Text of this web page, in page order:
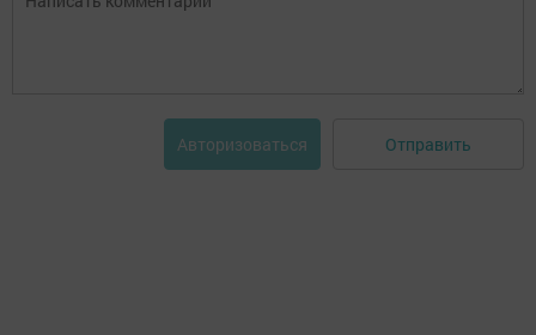
Авторизоваться Отправить